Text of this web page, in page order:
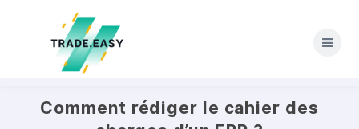
Comment rédiger le cahier des